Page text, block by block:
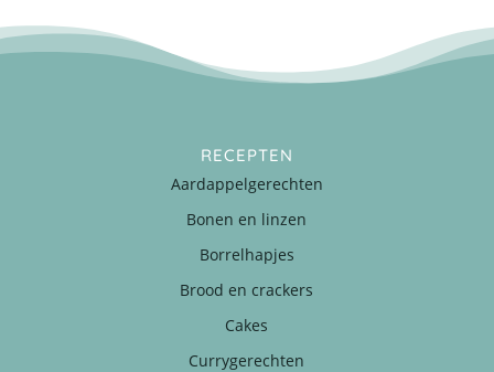
RECEPTEN
Aardappelgerechten
Bonen en linzen
Borrelhapjes
Brood en crackers
Cakes
Currygerechten